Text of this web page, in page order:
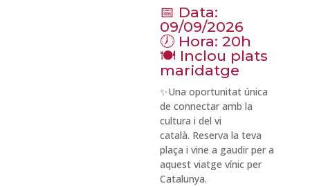
📅 Data:
09/09/2026
🕖 Hora: 20h
🍽 Inclou plats
maridatge
✨Una oportunitat única
de connectar amb la
cultura i del vi
català. Reserva la teva
plaça i vine a gaudir per a
aquest viatge vínic per
Catalunya.